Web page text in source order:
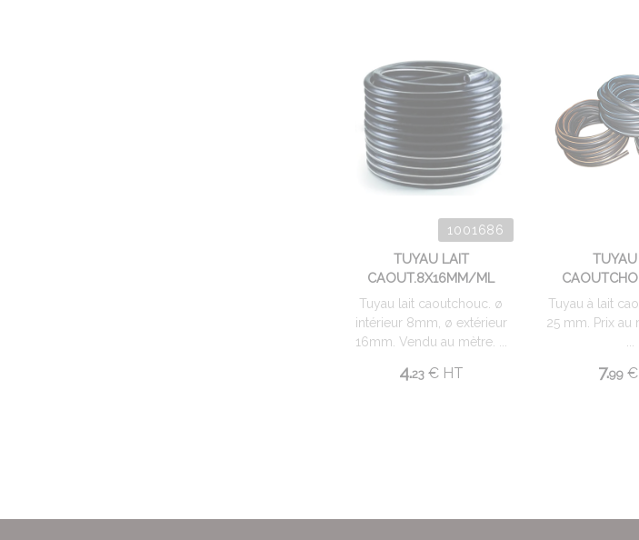
1001686
TUYAU LAIT
CAOUT.8X16MM/ML
Tuyau lait caoutchouc. ø
intérieur 8mm, ø extérieur
16mm. Vendu au mètre. ...
4.23 €HT
Tuyau à lait
25 mm. Prix au
7.99 €